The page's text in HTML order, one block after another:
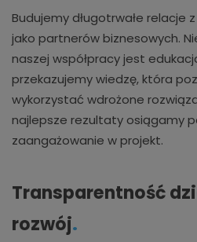
Budujemy długotrwałe relacje
jako partnerów biznesowych.
naszej współpracy jest
przekazujemy wiedzę, która
wykorzystać wdrożone
najlepsze rezultaty osiągamy
zaangażowanie w projekt.
Transparentność
rozwój.